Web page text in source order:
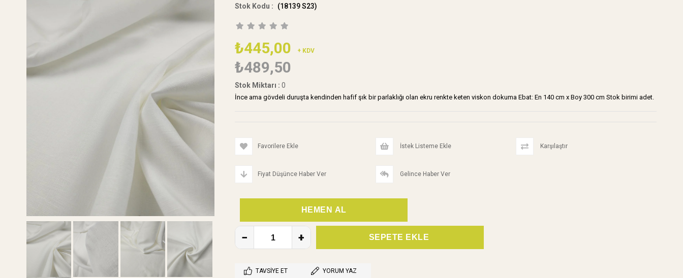
(18139 S23)
₺445,00 + KDV
₺489,50
Stok Miktarı : 0
İnce ama gövdeli duruşta kendinden hafif şık bir parlaklığı olan ekru renkte keten viskon dokuma Ebat: En 140 cm x Boy 300 cm Stok birimi adet.
Favorilere Ekle İstek Listeme Ekle Karşılaştır
Fiyat Düşünce Haber Ver Gelince Haber Ver
TAVSIYE ET YORUM YAZ